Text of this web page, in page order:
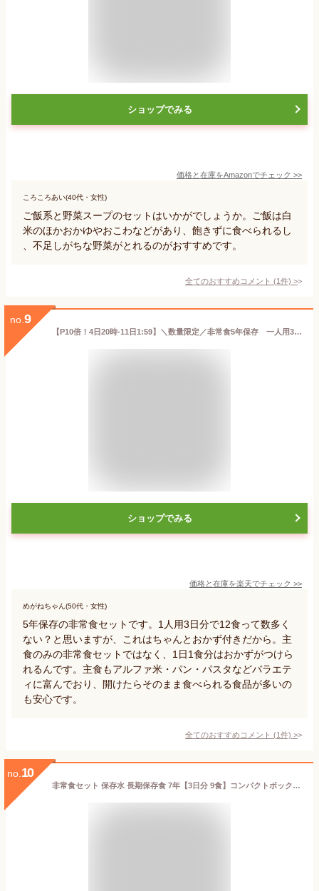
ショップでみる
価格と在庫をAmazonでチェック >>
ころころあい(40代・女性)
ご飯系と野菜スープのセットはいかがでしょうか。ご飯は白
米のほかおかゆやおこわなどがあり、飽きずに食べられるし
、不足しがちな野菜がとれるのがおすすめです。
全てのおすすめコメント (1件) >
no. 9
【P10倍！4日20時-11日1:59】＼数量限定／非常食5年保存 一人用3日分非常食セットB 防災食 セット 防災グッズ 備蓄 食料 長期保存 防災商品 災害グッズ 災害備蓄食品 アウトドア キャンプ
ショップでみる
価格と在庫を楽天でチェック >>
めがねちゃん(50代・女性)
5年保存の非常食セットです。1人用3日分で12食って数多く
ない？と思いますが、これはちゃんとおかず付きだから。主
食のみの非常食セットではなく、1日1食分はおかずがつけら
れるんです。主食もアルファ米・パン・パスタなどバラエテ
ィに富んでおり、開けたらそのまま食べられる食品が多いの
も安心です。
全てのおすすめコメント (1件) >
no. 10
非常食セット 保存水 長期保存食 7年【3日分 9食】コンパクトボックス レトルトごはん 管理栄養士推奨 災害用 防災食 Completed Version2 オリジナルティッシュ&スプーン付